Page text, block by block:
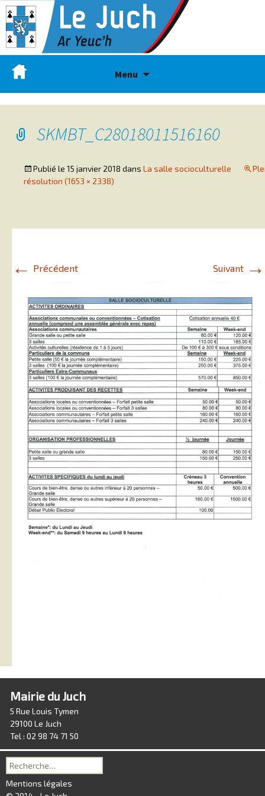
Menu
SKMBT_C28018011516160
Publié le 15 janvier 2018 dans La salle socioculturelle
résolution (1653 × 2338)
← Précédent Suivant →
Mairie du Juch
5 Rue Louis Tymen
29100 Le Juch
Tel : 02 98 74 71 50
Recherche
pour :
Mentions légales